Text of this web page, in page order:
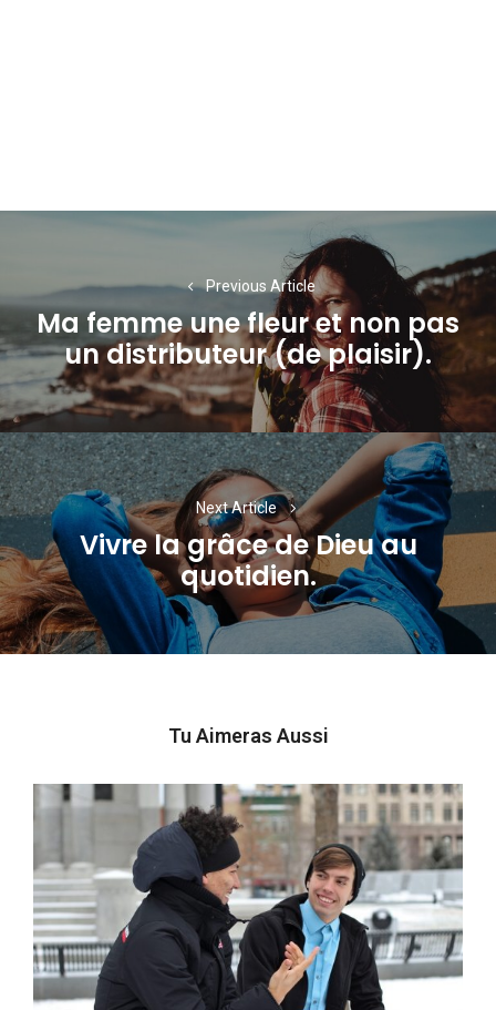
Navigation
l’article
Previous Article
Previous
post:
Ma femme une fleur et non pas
un distributeur (de plaisir).
Next Article
Next
post:
Vivre la grâce de Dieu au
quotidien.
Tu Aimeras Aussi